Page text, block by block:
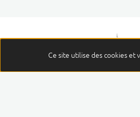
Ce site utilise des cookies et